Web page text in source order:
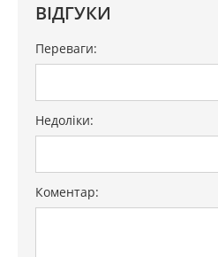
ВІДГУКИ
Переваги:
Недоліки:
Коментар: